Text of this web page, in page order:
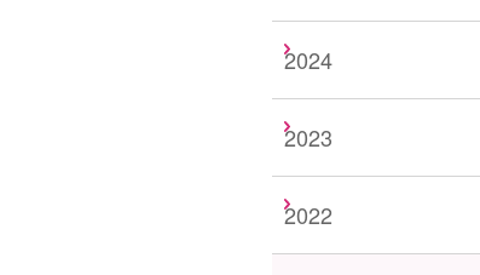
2024
2023
2022